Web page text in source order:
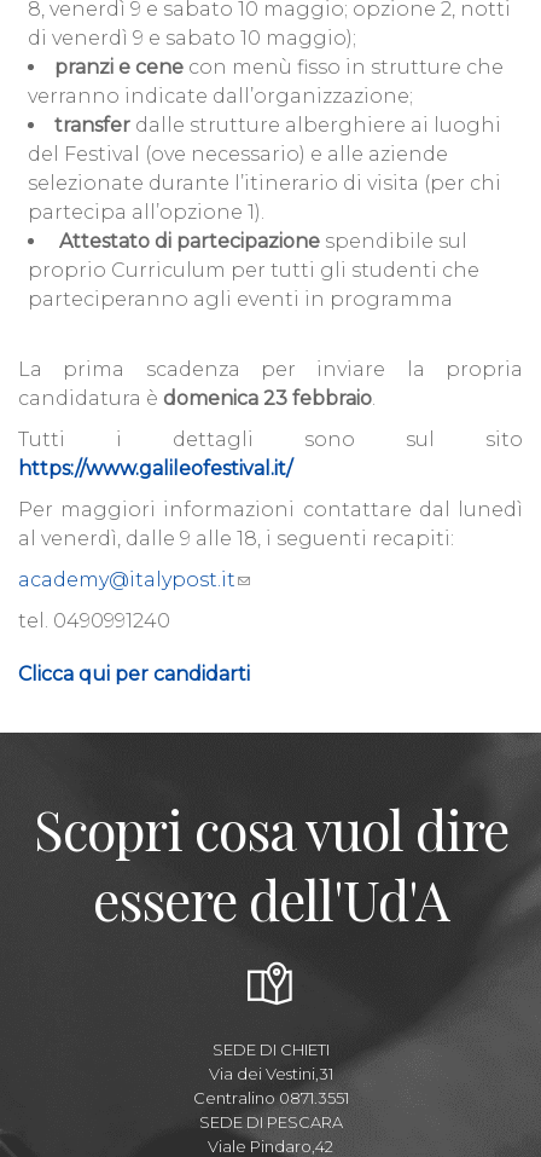
8, venerdì 9 e sabato 10 maggio; opzione 2, notti
di venerdì 9 e sabato 10 maggio);
pranzi e cene con menù fisso in strutture che
verranno indicate dall’organizzazione;
transfer dalle strutture alberghiere ai luoghi
del Festival (ove necessario) e alle aziende
selezionate durante l’itinerario di visita (per chi
partecipa all’opzione 1).
Attestato di partecipazione spendibile sul
proprio Curriculum per tutti gli studenti che
parteciperanno agli eventi in programma
La prima scadenza per inviare la propria
candidatura è domenica 23 febbraio.
Tutti i dettagli sono sul sito
https://www.galileofestival.it/
Per maggiori informazioni contattare dal lunedì
al venerdì, dalle 9 alle 18, i seguenti recapiti:
academy@italypost.it
tel. 0490991240
Clicca qui per candidarti
Scopri cosa vuol dire
essere dell'Ud'A
SEDE DI CHIETI
Via dei Vestini,31
Centralino 0871.3551
SEDE DI PESCARA
Viale Pindaro,42